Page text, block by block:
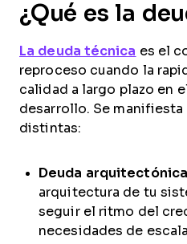
¿Qué es la
La deuda técnica es el
reproceso cuando la
calidad a largo plazo en
desarrollo. Se manifiesta
distintas:
Deuda arquitectónica
arquitectura de tu
seguir el ritmo del
necesidades de